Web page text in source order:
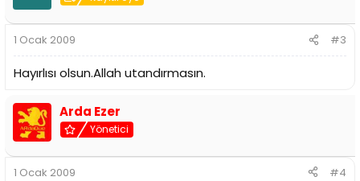
1 Ocak 2009 #3
Hayırlısı olsun.Allah utandırmasın.
Arda Ezer
Yönetici
1 Ocak 2009 #4